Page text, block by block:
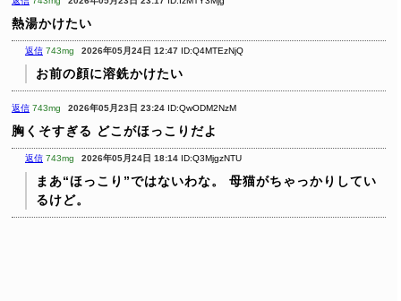
熱湯かけたい
返信 743mg 2026年05月24日 12:47 ID:Q4MTEzNjQ
お前の顔に溶銑かけたい
返信 743mg 2026年05月23日 23:24 ID:QwODM2NzM
胸くそすぎる どこがほっこりだよ
返信 743mg 2026年05月24日 18:14 ID:Q3MjgzNTU
まあ“ほっこり”ではないわな。
母猫がちゃっかりしてい
るけど。